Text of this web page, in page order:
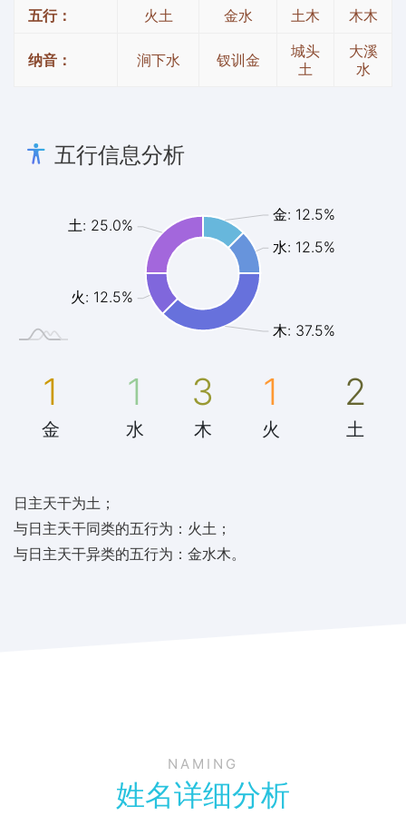
五行：
火土 金水 土木 木木
纳音： 涧下水 钗训金
城头
土
大溪
水
五行信息分析
金: 12.5%
水: 12.5%
木: 37.5%
火: 12.5%
土: 25.0%
1
金
1
水
3
木
1
火
2
土
日主天干为土；
与日主天干同类的五行为：火土；
与日主天干异类的五行为：金水木。
NAMING
姓名详细分析